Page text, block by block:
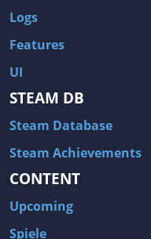
Logs
Features
UI
STEAM DB
Steam Database
Steam Achievements
CONTENT
Upcoming
Spiele